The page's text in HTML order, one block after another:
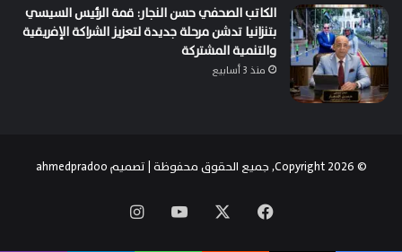
الكاتب الصحفي حسن النجار: قمة الرئيس السيسي
بتنزانيا تدشن مرحلة جديدة لتعزيز الشراكة الإفريقية
والتنمية المشتركة
منذ 3 أسابيع
© Copyright 2026, جميع الحقوق محفوظة | تصميم ahmedpradoo
فيسبوك ‫YouTube